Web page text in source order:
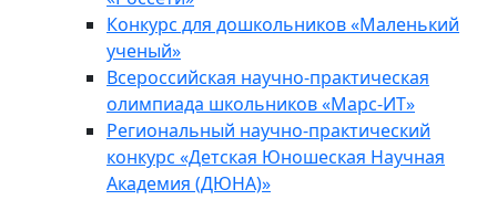
Конкурс для дошкольников «Маленький
ученый»
Всероссийская научно-практическая
олимпиада школьников «Марс-ИТ»
Региональный научно-практический
конкурс «Детская Юношеская Научная
Академия (ДЮНА)»